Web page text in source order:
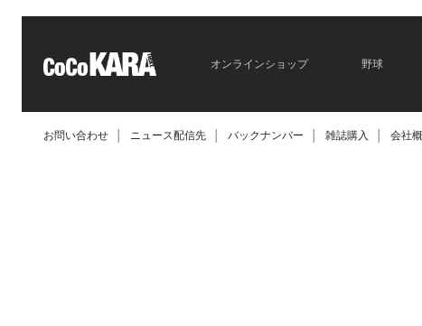
オンラインショップ 野球
お問い合わせ ニュース配信先 バックナンバー 雑誌購入 会社